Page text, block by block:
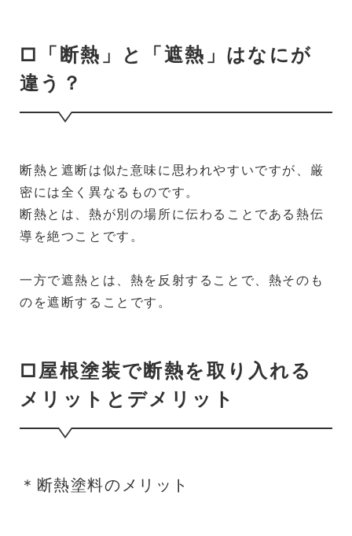
□「断熱」と「遮熱」はなにが
違う？
断熱と遮断は似た意味に思われやすいですが、厳
密には全く異なるものです。
断熱とは、熱が別の場所に伝わることである熱伝
導を絶つことです。
一方で遮熱とは、熱を反射することで、熱そのも
のを遮断することです。
□屋根塗装で断熱を取り入れる
メリットとデメリット
＊断熱塗料のメリット